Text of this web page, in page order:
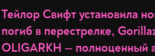
Тейлор Свифт установила
погиб в перестрелке,
OLIGARKH — полноценный